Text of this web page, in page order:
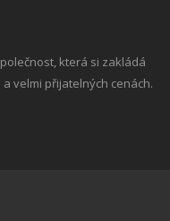
která si zakládá
velmi přijatelných cenách.